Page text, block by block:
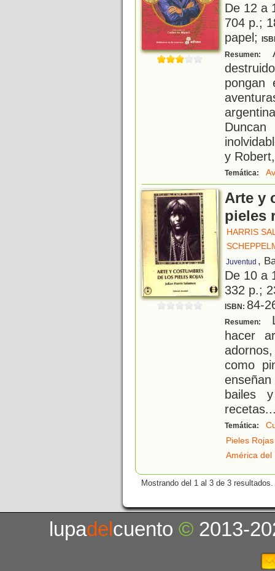
De 12 a
704 p.;
papel;
Resumen:
pongan
y
Temática:
Arte y
pieles
HARRIS
Juventud ,
De 10 a
332 p.;
ISBN: 84-
Resumen:
hacer
como
bailes
Temática:
Pieles Rojas
América del
Mostrando del 1 al 3 de 3 resultados.
lupadelcuento© 2013-